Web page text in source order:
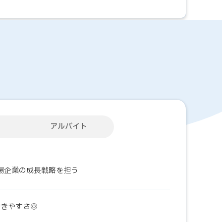
アルバイト
業の成長戦略を担う
きやすさ◎